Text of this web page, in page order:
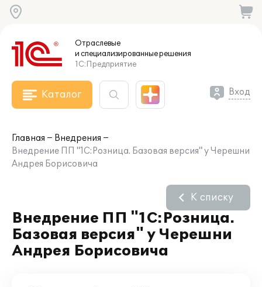
Отраслевые
и специализированныерешения
1С:Предприятие
Каталог Вход
Главная
Внедрения
Внедрение ПП "1С:Розница. Базовая версия" у Черешни
Андрея Борисовича
Внедрение ПП "1С:Розница.
Базовая версия" у Черешни
Андрея Борисовича
К списку